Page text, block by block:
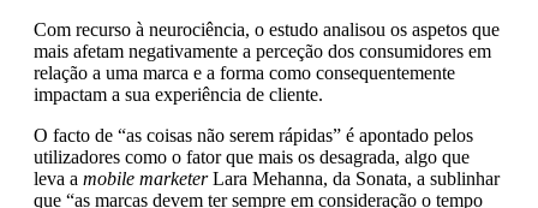
Com recurso à neurociência, o estudo analisou os aspetos que
mais afetam negativamente a perceção dos consumidores em
relação a uma marca e a forma como consequentemente
impactam a sua experiência de cliente.
O facto de “as coisas não serem rápidas” é apontado pelos
utilizadores como o fator que mais os desagrada, algo que
leva a mobile marketerLara Mehanna, da Sonata, a sublinhar
que “as marcas devem ter sempre em consideração o tempo